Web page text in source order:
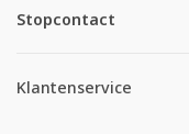
Stopcontact
Klantenservice